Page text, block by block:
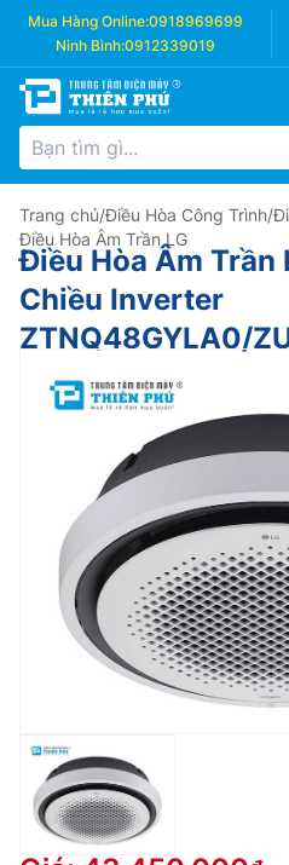
Mua Hàng Online:0918969699
Ninh Bình:0912339019
Trang chủ/Điều Hòa Công Trình/
Điều Hòa Âm Trần LG
Điều Hòa Âm Trần
Chiều Inverter
ZTNQ48GYLA0/